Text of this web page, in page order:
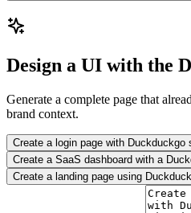
Design a UI with the
Generate a complete page that
brand context.
Create a login page with Duckduckgo
Create a SaaS dashboard with a
Create a landing page using